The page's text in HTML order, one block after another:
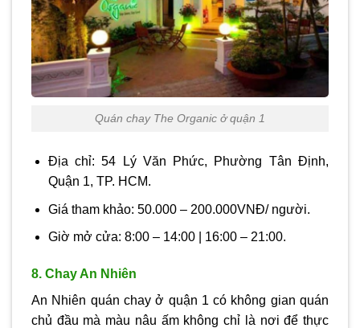
Quán chay The Organic ở quận 1
Địa chỉ: 54 Lý Văn Phức, Phường Tân Định,
Quận 1, TP. HCM.
Giá tham khảo: 50.000 – 200.000VNĐ/ người.
Giờ mở cửa: 8:00 – 14:00 | 16:00 – 21:00.
8. Chay An Nhiên
An Nhiên quán chay ở quận 1 có không gian quán
chủ đầu mà màu nâu ấm không chỉ là nơi để thực